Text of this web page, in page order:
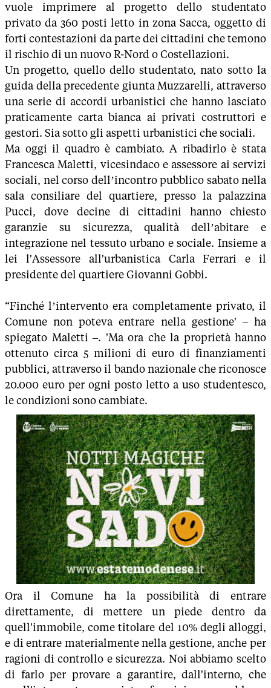
vuole imprimere al progetto dello studentato
privato da 360 posti letto in zona Sacca, oggetto di
forti contestazioni da parte dei cittadini che temono
il rischio di un nuovo R-Nord o Costellazioni.
Un progetto, quello dello studentato, nato sotto la
guida della precedente giunta Muzzarelli, attraverso
una serie di accordi urbanistici che hanno lasciato
praticamente carta bianca ai privati costruttori e
gestori. Sia sotto gli aspetti urbanistici che sociali.
Ma oggi il quadro è cambiato. A ribadirlo è stata
Francesca Maletti, vicesindaco e assessore ai servizi
sociali, nel corso dell’incontro pubblico sabato nella
sala consiliare del quartiere, presso la palazzina
Pucci, dove decine di cittadini hanno chiesto
garanzie su sicurezza, qualità dell’abitare e
integrazione nel tessuto urbano e sociale. Insieme a
lei l'Assessore all'urbanistica Carla Ferrari e il
presidente del quartiere Giovanni Gobbi.
“Finché l’intervento era completamente privato, il
Comune non poteva entrare nella gestione' – ha
spiegato Maletti –. 'Ma ora che la proprietà hanno
ottenuto circa 5 milioni di euro di finanziamenti
pubblici, attraverso il bando nazionale che riconosce
20.000 euro per ogni posto letto a uso studentesco,
le condizioni sono cambiate.
Ora il Comune ha la possibilità di entrare
direttamente, di mettere un piede dentro da
quell'immobile, come titolare del 10% degli alloggi,
e di entrare materialmente nella gestione, anche per
ragioni di controllo e sicurezza. Noi abbiamo scelto
di farlo per provare a garantire, dall'interno, che